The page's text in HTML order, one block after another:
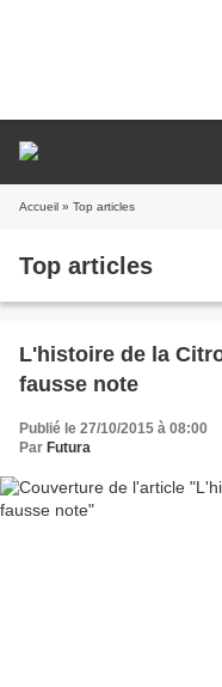
Accueil » Top articles
Top articles
L'histoire de la
fausse note
Publié le 27/10/2015 à 08:00
Par Futura